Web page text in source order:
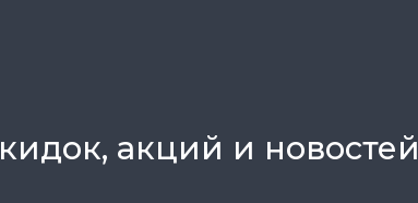
акций и новостей